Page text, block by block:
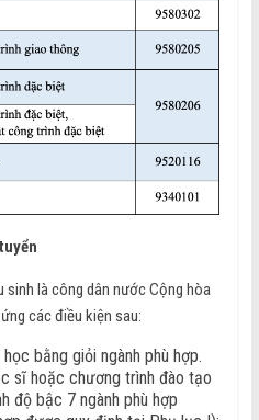
là công dân nước Cộng hòa
các điều kiện sau:
bằng giỏi ngành phù hợp.
sĩ hoặc chương trình đào tạo
độ bậc 7 ngành phù hợp